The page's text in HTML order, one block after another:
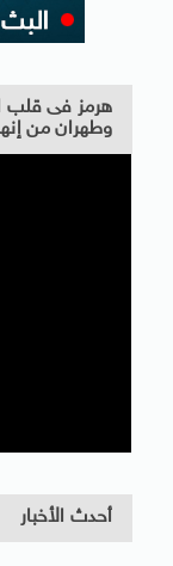
هرمز فى قلب
وطهران من
أحدث الأخبار